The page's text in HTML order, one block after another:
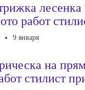
работ
9 января
на
стилист